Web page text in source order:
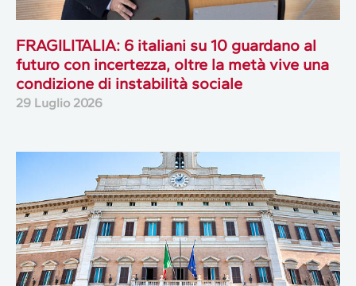
FRAGILITALIA: 6 italiani su 10 guardano al
futuro con incertezza, oltre la metà vive una
condizione di instabilità sociale
29 Luglio 2026